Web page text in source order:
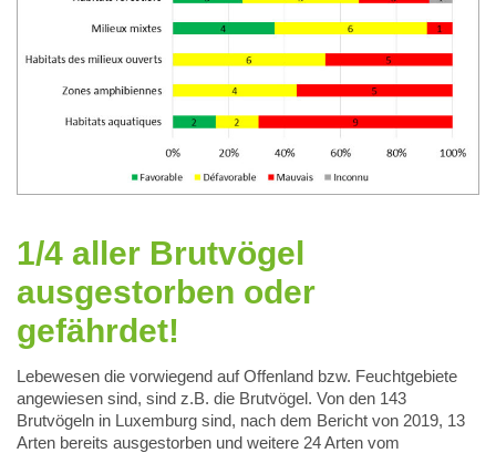
1/4 aller Brutvögel
ausgestorben oder
gefährdet!
Lebewesen die vorwiegend auf Offenland bzw. Feuchtgebiete
angewiesen sind, sind z.B. die Brutvögel. Von den 143
Brutvögeln in Luxemburg sind, nach dem Bericht von 2019, 13
Arten bereits ausgestorben und weitere 24 Arten vom